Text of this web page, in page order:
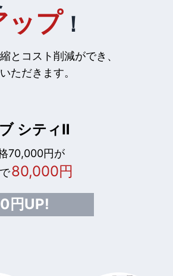
ップ ！
とコスト削減ができ、
ただきます。
シティⅡ
70,000円が
80,000円
円UP!